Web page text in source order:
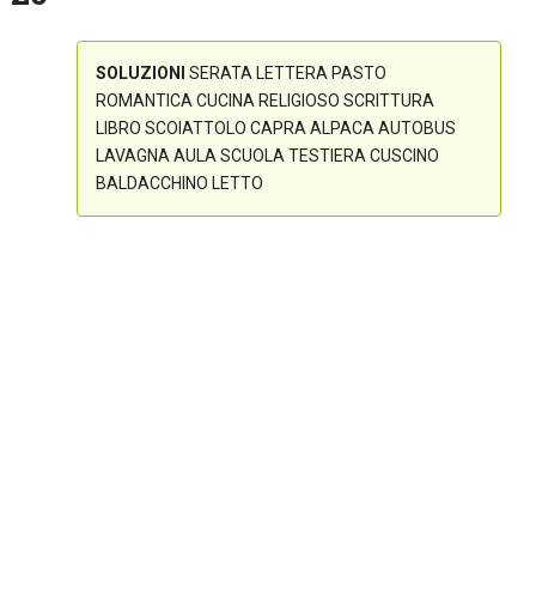
SOLUZIONI
SERATA LETTERA PASTO
ROMANTICA CUCINA RELIGIOSO SCRITTURA
LIBRO SCOIATTOLO CAPRA ALPACA AUTOBUS
LAVAGNA AULA SCUOLA TESTIERA CUSCINO
BALDACCHINO LETTO